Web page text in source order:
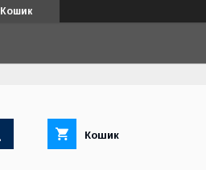
Кошик
Кошик